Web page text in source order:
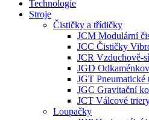
Technologie
Stroje
Čističky a třídičky
JCM Modulární
JCC Čističky
JCR Vzduchově-
JGD
JGT
JGC Gravitační
JCT Válcové
Loupačky